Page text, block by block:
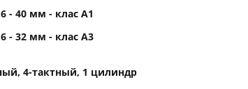
6 - 40 мм - клас А1
6 - 32 мм - клас А3
4-тактный, 1 цилиндр